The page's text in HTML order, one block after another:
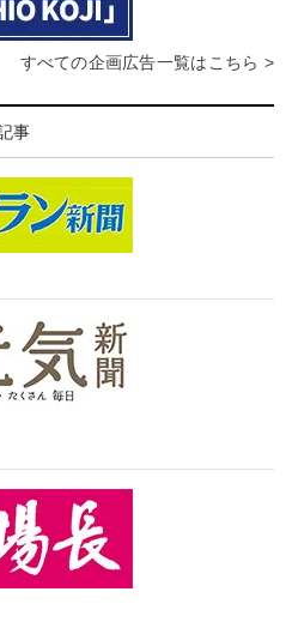
すべての企画広告一覧はこちら >
事